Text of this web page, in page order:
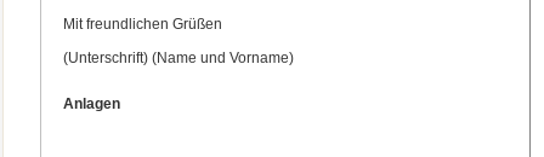
Mit freundlichen Grüßen
(Unterschrift) (Name und Vorname)
Anlagen